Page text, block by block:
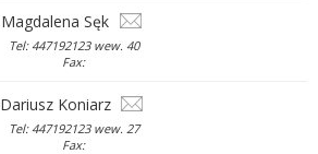
Magdalena Sęk
Tel: 447192123 wew. 40
Fax:
Dariusz Koniarz
Tel: 447192123 wew. 27
Fax: